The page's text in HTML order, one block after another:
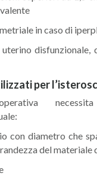
in caso di
uterino disfunzionale,
per
operativa
con diametro che
del materiale